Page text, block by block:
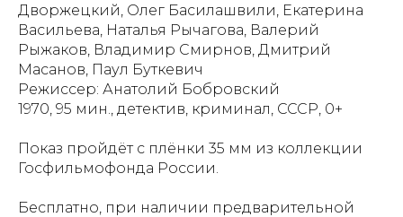
Дворжецкий, Олег Басилашвили, Екатерина
Васильева, Наталья Рычагова, Валерий
Рыжаков, Владимир Смирнов, Дмитрий
Масанов, Паул Буткевич
Режиссер: Анатолий Бобровский
1970, 95 мин., детектив, криминал, СССР, 0+
Показ пройдёт с плёнки 35 мм из коллекции
Госфильмофонда России.
Бесплатно, при наличии предварительной